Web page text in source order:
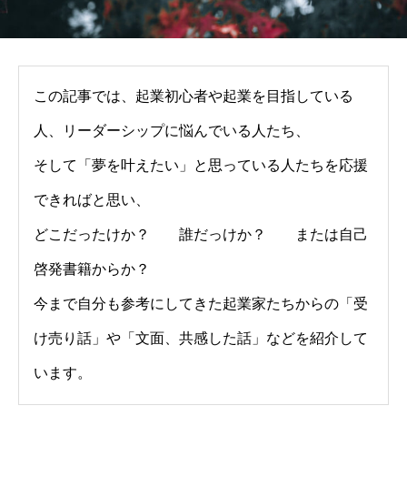
この記事では、起業初心者や起業を目指している
人、リーダーシップに悩んでいる人たち、
そして「夢を叶えたい」と思っている人たちを応援
できればと思い、
どこだったけか？ 誰だっけか？ または自己
啓発書籍からか？
今まで自分も参考にしてきた起業家たちからの「受
け売り話」や「文面、共感した話」などを紹介して
います。